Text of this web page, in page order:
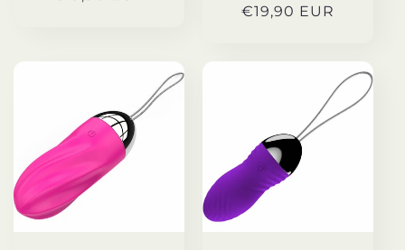
Prix
€19,90 EUR